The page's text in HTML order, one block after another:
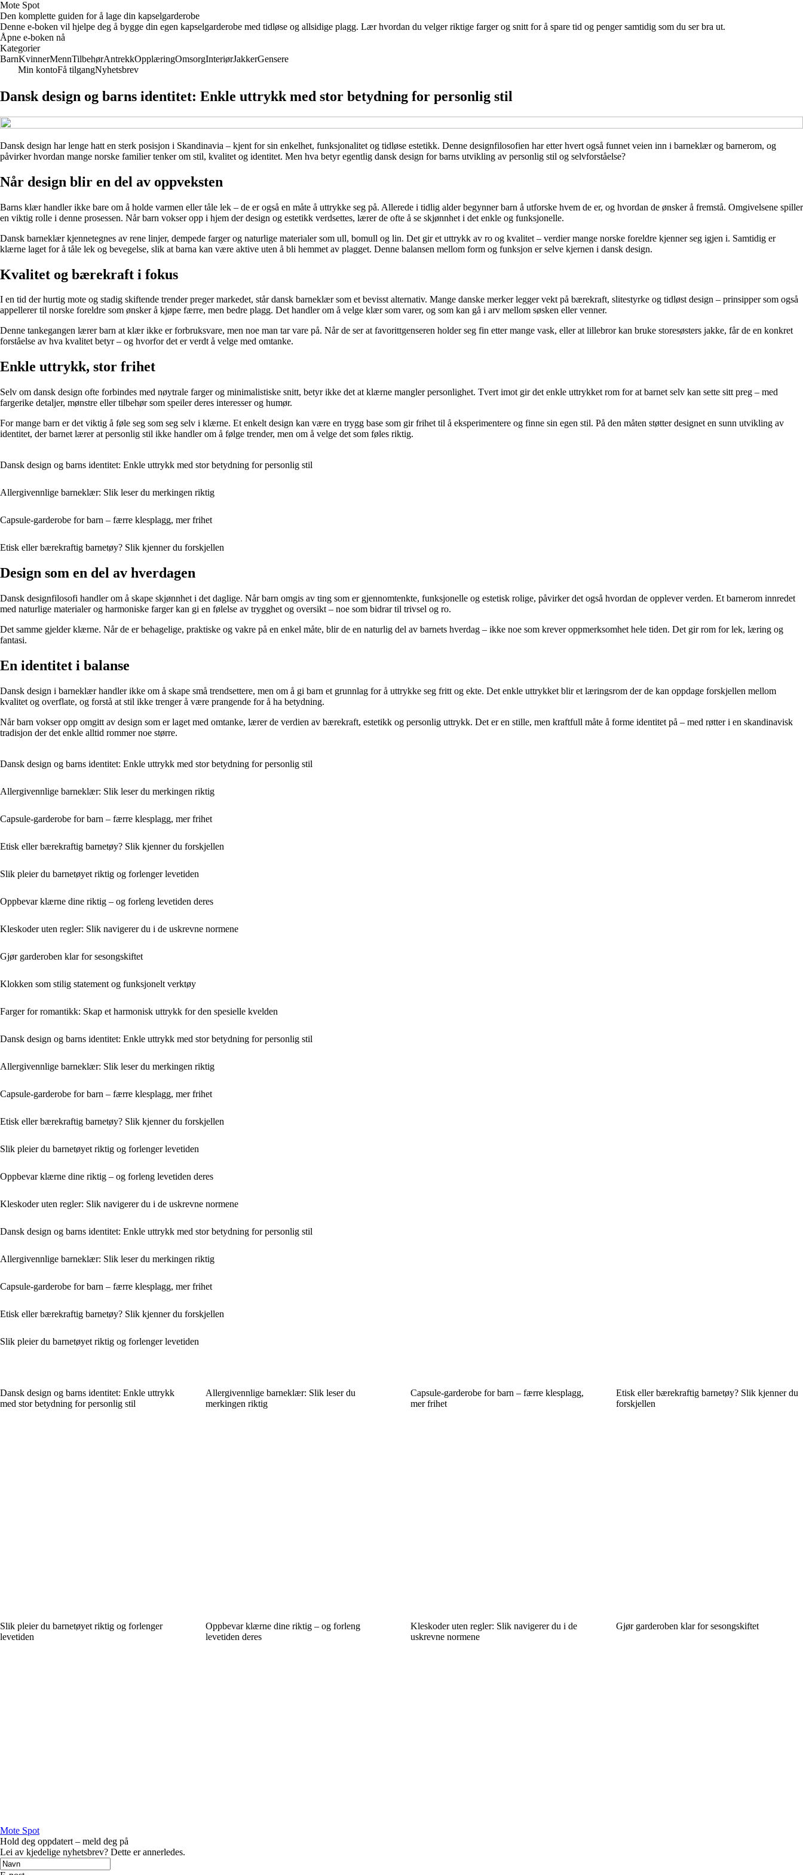
Mote Spot
Den komplette guiden for å lage din kapselgarderobe
Denne e-boken vil hjelpe deg å bygge din egen kapselgarderobe med tidløse og allsidige plagg. Lær hvordan du velger riktige farger og snitt for å spare tid og penger samtidig som du ser bra ut.
Åpne e-boken nå
Kategorier
BarnKvinnerMennTilbehørAntrekkOpplæringOmsorgInteriørJakkerGensere
Min kontoFå tilgangNyhetsbrev
Dansk design og barns identitet: Enkle uttrykk med stor betydning for personlig stil
Dansk design har lenge hatt en sterk posisjon i Skandinavia – kjent for sin enkelhet, funksjonalitet og tidløse estetikk. Denne designfilosofien har etter hvert også funnet veien inn i barneklær og barnerom, og
påvirker hvordan mange norske familier tenker om stil, kvalitet og identitet. Men hva betyr egentlig dansk design for barns utvikling av personlig stil og selvforståelse?
Når design blir en del av oppveksten
Barns klær handler ikke bare om å holde varmen eller tåle lek – de er også en måte å uttrykke seg på. Allerede i tidlig alder begynner barn å utforske hvem de er, og hvordan de ønsker å fremstå. Omgivelsene spiller
en viktig rolle i denne prosessen. Når barn vokser opp i hjem der design og estetikk verdsettes, lærer de ofte å se skjønnhet i det enkle og funksjonelle.
Dansk barneklær kjennetegnes av rene linjer, dempede farger og naturlige materialer som ull, bomull og lin. Det gir et uttrykk av ro og kvalitet – verdier mange norske foreldre kjenner seg igjen i. Samtidig er
klærne laget for å tåle lek og bevegelse, slik at barna kan være aktive uten å bli hemmet av plagget. Denne balansen mellom form og funksjon er selve kjernen i dansk design.
Kvalitet og bærekraft i fokus
I en tid der hurtig mote og stadig skiftende trender preger markedet, står dansk barneklær som et bevisst alternativ. Mange danske merker legger vekt på bærekraft, slitestyrke og tidløst design – prinsipper som også
appellerer til norske foreldre som ønsker å kjøpe færre, men bedre plagg. Det handler om å velge klær som varer, og som kan gå i arv mellom søsken eller venner.
Denne tankegangen lærer barn at klær ikke er forbruksvare, men noe man tar vare på. Når de ser at favorittgenseren holder seg fin etter mange vask, eller at lillebror kan bruke storesøsters jakke, får de en konkret
forståelse av hva kvalitet betyr – og hvorfor det er verdt å velge med omtanke.
Enkle uttrykk, stor frihet
Selv om dansk design ofte forbindes med nøytrale farger og minimalistiske snitt, betyr ikke det at klærne mangler personlighet. Tvert imot gir det enkle uttrykket rom for at barnet selv kan sette sitt preg – med
fargerike detaljer, mønstre eller tilbehør som speiler deres interesser og humør.
For mange barn er det viktig å føle seg som seg selv i klærne. Et enkelt design kan være en trygg base som gir frihet til å eksperimentere og finne sin egen stil. På den måten støtter designet en sunn utvikling av
identitet, der barnet lærer at personlig stil ikke handler om å følge trender, men om å velge det som føles riktig.
Dansk design og barns identitet: Enkle uttrykk med stor betydning for personlig stil
Allergivennlige barneklær: Slik leser du merkingen riktig
Capsule-garderobe for barn – færre klesplagg, mer frihet
Etisk eller bærekraftig barnetøy? Slik kjenner du forskjellen
Design som en del av hverdagen
Dansk designfilosofi handler om å skape skjønnhet i det daglige. Når barn omgis av ting som er gjennomtenkte, funksjonelle og estetisk rolige, påvirker det også hvordan de opplever verden. Et barnerom innredet
med naturlige materialer og harmoniske farger kan gi en følelse av trygghet og oversikt – noe som bidrar til trivsel og ro.
Det samme gjelder klærne. Når de er behagelige, praktiske og vakre på en enkel måte, blir de en naturlig del av barnets hverdag – ikke noe som krever oppmerksomhet hele tiden. Det gir rom for lek, læring og
fantasi.
En identitet i balanse
Dansk design i barneklær handler ikke om å skape små trendsettere, men om å gi barn et grunnlag for å uttrykke seg fritt og ekte. Det enkle uttrykket blir et læringsrom der de kan oppdage forskjellen mellom
kvalitet og overflate, og forstå at stil ikke trenger å være prangende for å ha betydning.
Når barn vokser opp omgitt av design som er laget med omtanke, lærer de verdien av bærekraft, estetikk og personlig uttrykk. Det er en stille, men kraftfull måte å forme identitet på – med røtter i en skandinavisk
tradisjon der det enkle alltid rommer noe større.
Dansk design og barns identitet: Enkle uttrykk med stor betydning for personlig stil
Allergivennlige barneklær: Slik leser du merkingen riktig
Capsule-garderobe for barn – færre klesplagg, mer frihet
Etisk eller bærekraftig barnetøy? Slik kjenner du forskjellen
Slik pleier du barnetøyet riktig og forlenger levetiden
Oppbevar klærne dine riktig – og forleng levetiden deres
Kleskoder uten regler: Slik navigerer du i de uskrevne normene
Gjør garderoben klar for sesongskiftet
Klokken som stilig statement og funksjonelt verktøy
Farger for romantikk: Skap et harmonisk uttrykk for den spesielle kvelden
Dansk design og barns identitet: Enkle uttrykk med stor betydning for personlig stil
Allergivennlige barneklær: Slik leser du merkingen riktig
Capsule-garderobe for barn – færre klesplagg, mer frihet
Etisk eller bærekraftig barnetøy? Slik kjenner du forskjellen
Slik pleier du barnetøyet riktig og forlenger levetiden
Oppbevar klærne dine riktig – og forleng levetiden deres
Kleskoder uten regler: Slik navigerer du i de uskrevne normene
Dansk design og barns identitet: Enkle uttrykk med stor betydning for personlig stil
Allergivennlige barneklær: Slik leser du merkingen riktig
Capsule-garderobe for barn – færre klesplagg, mer frihet
Etisk eller bærekraftig barnetøy? Slik kjenner du forskjellen
Slik pleier du barnetøyet riktig og forlenger levetiden
Dansk design og barns identitet: Enkle uttrykk
med stor betydning for personlig stil
Allergivennlige barneklær: Slik leser du
merkingen riktig
Capsule-garderobe for barn – færre klesplagg,
mer frihet
Etisk eller bærekraftig barnetøy? Slik kjenner du
forskjellen
Slik pleier du barnetøyet riktig og forlenger
levetiden
Oppbevar klærne dine riktig – og forleng
levetiden deres
Kleskoder uten regler: Slik navigerer du i de
uskrevne normene
Gjør garderoben klar for sesongskiftet
Mote Spot
Hold deg oppdatert – meld deg på
Lei av kjedelige nyhetsbrev? Dette er annerledes.